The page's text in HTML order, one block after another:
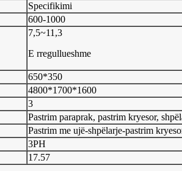
Specifikimi
600-1000
7,5~11,3
E rregullueshme
650*350
4800*1700*1600
3
Pastrim paraprak, pastrim kryesor,
Pastrim me ujë-shpëlarje-pastrim
3PH
17.57